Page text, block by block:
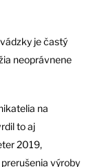
je častý
neoprávnene
na
to aj
2019,
výroby